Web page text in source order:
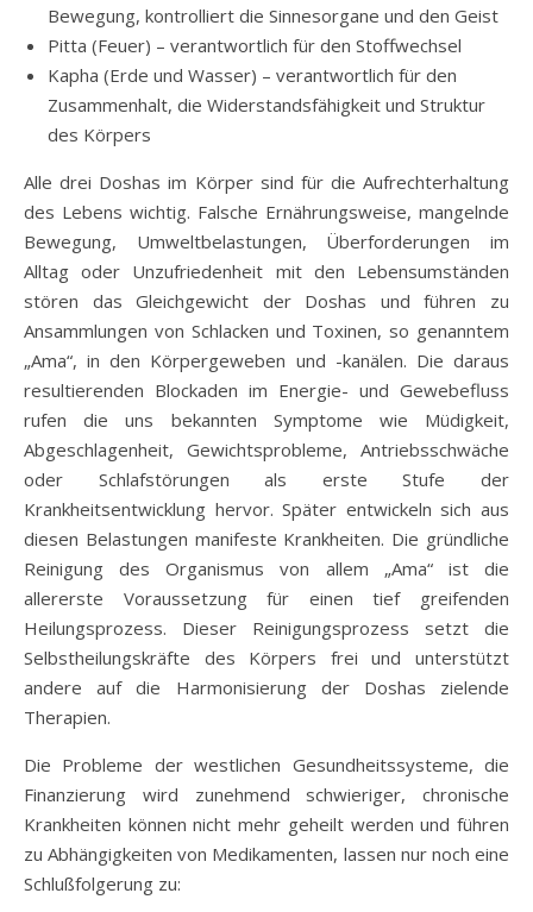
Bewegung, kontrolliert die Sinnesorgane und den Geist
Pitta (Feuer) – verantwortlich für den Stoffwechsel
Kapha (Erde und Wasser) – verantwortlich für den
Zusammenhalt, die Widerstandsfähigkeit und Struktur
des Körpers
Alle drei Doshas im Körper sind für die Aufrechterhaltung
des Lebens wichtig. Falsche Ernährungsweise, mangelnde
Bewegung, Umweltbelastungen, Überforderungen im
Alltag oder Unzufriedenheit mit den Lebensumständen
stören das Gleichgewicht der Doshas und führen zu
Ansammlungen von Schlacken und Toxinen, so genanntem
„Ama“, in den Körpergeweben und -kanälen. Die daraus
resultierenden Blockaden im Energie- und Gewebefluss
rufen die uns bekannten Symptome wie Müdigkeit,
Abgeschlagenheit, Gewichtsprobleme, Antriebsschwäche
oder Schlafstörungen als erste Stufe der
Krankheitsentwicklung hervor. Später entwickeln sich aus
diesen Belastungen manifeste Krankheiten. Die gründliche
Reinigung des Organismus von allem „Ama“ ist die
allererste Voraussetzung für einen tief greifenden
Heilungsprozess. Dieser Reinigungsprozess setzt die
Selbstheilungskräfte des Körpers frei und unterstützt
andere auf die Harmonisierung der Doshas zielende
Therapien.
Die Probleme der westlichen Gesundheitssysteme, die
Finanzierung wird zunehmend schwieriger, chronische
Krankheiten können nicht mehr geheilt werden und führen
zu Abhängigkeiten von Medikamenten, lassen nur noch eine
Schlußfolgerung zu: